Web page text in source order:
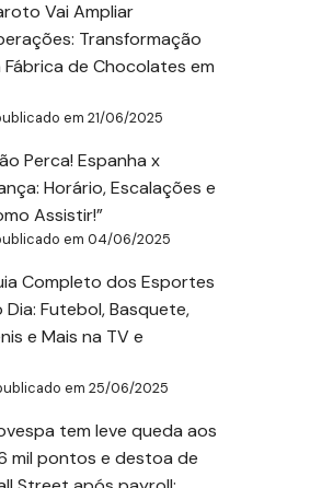
Vai Ampliar
Transformação
Fábrica de Chocolates em
em 21/06/2025
Perca! Espanha x
Horário, Escalações e
Assistir!”
em 04/06/2025
Completo dos Esportes
Dia: Futebol, Basquete,
e Mais na TV e
em 25/06/2025
tem leve queda aos
mil pontos e destoa de